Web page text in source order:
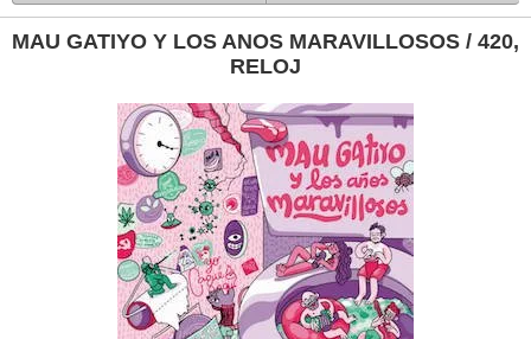
MAU GATIYO Y LOS ANOS MARAVILLOSOS / 420,
RELOJ